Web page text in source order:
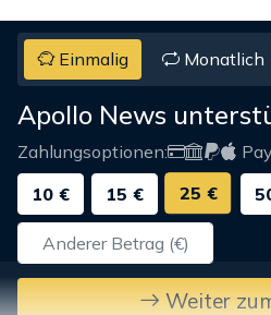
Einmalig Monatlich
Apollo News
Zahlungsoptionen: Pay
10 €
15 € 25 €
Weiter